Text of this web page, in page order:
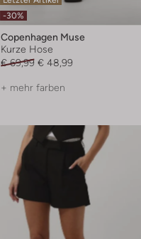
-30%
Copenhagen Muse
Kurze Hose
€ 69,99 € 48,99
+ mehr farben